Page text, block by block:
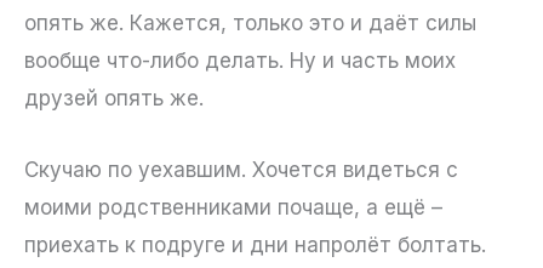
опять же. Кажется, только это и даёт силы
вообще что-либо делать. Ну и часть моих
друзей опять же.
Скучаю по уехавшим. Хочется видеться с
моими родственниками почаще, а ещё –
приехать к подруге и дни напролёт болтать.